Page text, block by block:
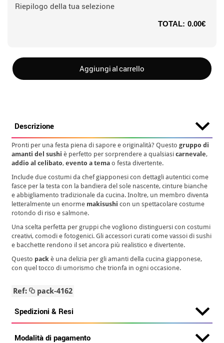
Riepilogo della tua selezione
TOTAL: 0.00€
Aggiungi al carrello
Descrizione
Pronti per una festa piena di sapore e originalità? Questogruppo di
amanti del sushi è perfetto per sorprendere a qualsiasicarnevale,
addio al celibato,evento a tema o festa divertente.
Include due costumi da chef giapponesi con dettagli autentici come
fasce per la testa con la bandiera del sole nascente, cinture bianche
e abbigliamento tradizionale da cucina. Inoltre, un membro diventa
letteralmente un enorme makisushi con un spettacolare costume
rotondo di riso e salmone.
Una scelta perfetta per gruppi che vogliono distinguersi con costumi
creativi, comodi e fotogenici. Gli accessori curati come vassoi di sushi
e bacchette rendono il set ancora più realistico e divertente.
Questo pack è una delizia per gli amanti della cucina giapponese,
con quel tocco di umorismo che trionfa in ogni occasione.
Ref: pack-4162
Spedizioni & Resi
Modalità di pagamento